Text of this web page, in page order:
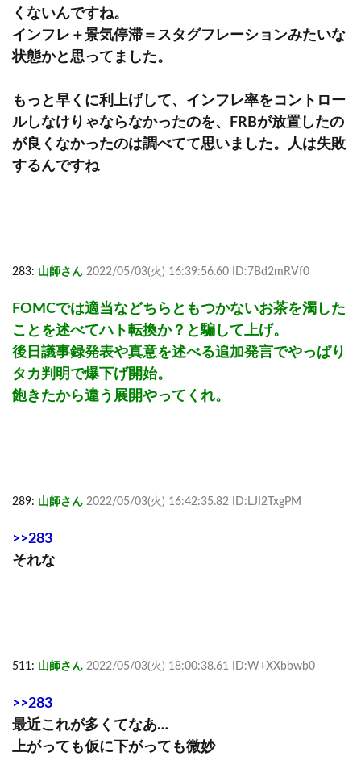
くないんですね。
インフレ＋景気停滞＝スタグフレーションみたいな
状態かと思ってました。
もっと早くに利上げして、インフレ率をコントロー
ルしなけりゃならなかったのを、FRBが放置したの
が良くなかったのは調べてて思いました。人は失敗
するんですね
283: 山師さん 2022/05/03(火) 16:39:56.60 ID:7Bd2mRVf0
FOMCでは適当などちらともつかないお茶を濁した
ことを述べてハト転換か？と騙して上げ。
後日議事録発表や真意を述べる追加発言でやっぱり
タカ判明で爆下げ開始。
飽きたから違う展開やってくれ。
289: 山師さん 2022/05/03(火) 16:42:35.82 ID:LJI2TxgPM
>>283
それな
511: 山師さん 2022/05/03(火) 18:00:38.61 ID:W+XXbbwb0
>>283
最近これが多くてなあ…
上がっても仮に下がっても微妙